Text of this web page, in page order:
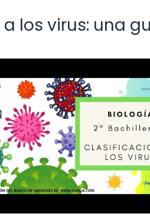
los virus: una